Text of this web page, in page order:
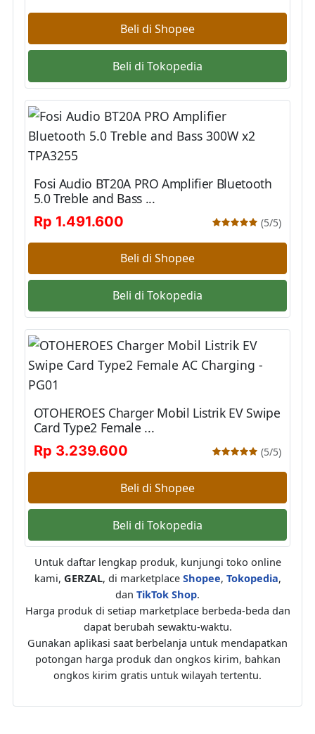
Beli di Shopee
Beli di Tokopedia
Fosi Audio BT20A PRO Amplifier Bluetooth
5.0 Treble and Bass ...
Rp 1.491.600
(5/5)
Beli di Shopee
Beli di Tokopedia
OTOHEROES Charger Mobil Listrik EV Swipe
Card Type2 Female ...
Rp 3.239.600
(5/5)
Beli di Shopee
Beli di Tokopedia
Untuk daftar lengkap produk, kunjungi toko online
kami, GERZAL, di marketplace Shopee, Tokopedia,
dan TikTok Shop.
Harga produk di setiap marketplace berbeda-beda dan
dapat berubah sewaktu-waktu.
Gunakan aplikasi saat berbelanja untuk mendapatkan
potongan harga produk dan ongkos kirim, bahkan
ongkos kirim gratis untuk wilayah tertentu.